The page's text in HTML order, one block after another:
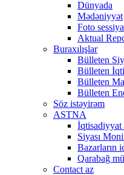
Dünyada
Mədəniyyət
Foto
Aktual
Buraxılışlar
Bülleten
Bülleten
Bülleten
Bülleten
Söz istəyirəm
ASTNA
İqtisadiyyat
Siyası
Bazarların
Qarabağ
Contact az